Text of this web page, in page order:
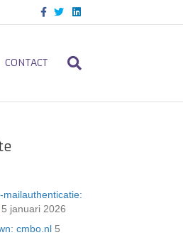
c
o
o
T
i
e
L
n
d
CONTACT
5 januari 2026
cmbo.nl 5